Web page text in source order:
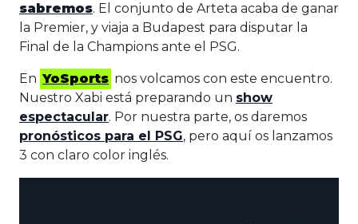
sabremos. El conjunto de Arteta acaba de ganar
la Premier, y viaja a Budapest para disputar la
Final de la Champions ante el PSG.
En YoSports nos volcamos con este encuentro.
Nuestro Xabi está preparando un show
espectacular. Por nuestra parte, os daremos
pronósticos para el PSG, pero aquí os lanzamos
3 con claro color inglés.